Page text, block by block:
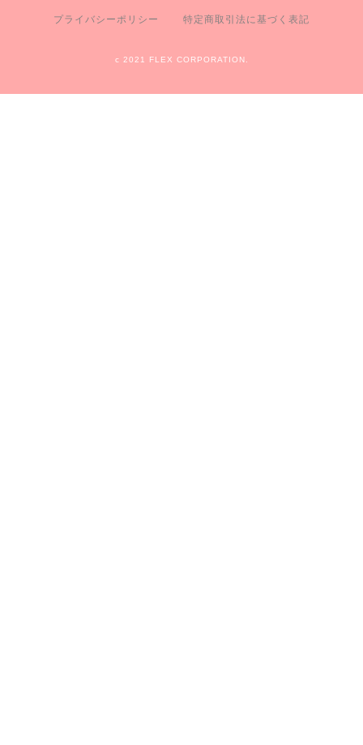
プライバシーポリシー 特定商取引法に基づく表記
c 2021 FLEX CORPORATION.